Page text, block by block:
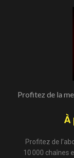
Profitez de la
Profitez de
10 000 chaînes